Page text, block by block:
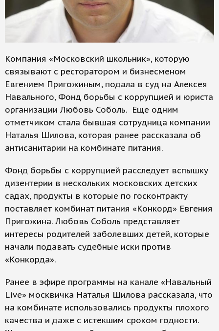
Компания «Московский школьник», которую
связывают с ресторатором и бизнесменом
Евгением Пригожиным, подала в суд на Алексея
Навального, Фонд борьбы с коррупцией и юриста
организации Любовь Соболь. Еще одним
отметчиком стала бывшая сотрудница компании
Наталья Шилова, которая ранее рассказала об
антисанитарии на комбинате питания.
Фонд борьбы с коррупцией расследует вспышку
дизентерии в нескольких московских детских
садах, продукты в которые по госконтракту
поставляет комбинат питания «Конкорд» Евгения
Пригожина. Любовь Соболь представляет
интересы родителей заболевших детей, которые
начали подавать судебные иски против
«Конкорда».
Ранее в эфире программы на канале «Навальный
Live» москвичка Наталья Шилова рассказала, что
на комбинате использовались продукты плохого
качества и даже с истекшим сроком годности.